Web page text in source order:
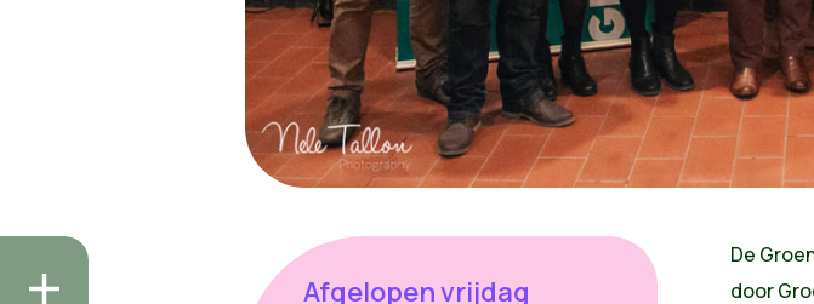
Afgelopen vrijdag
De
door